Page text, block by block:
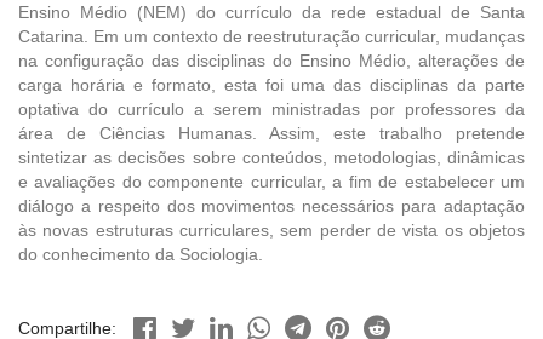
Ensino Médio (NEM) do currículo da rede estadual de Santa
Catarina. Em um contexto de reestruturação curricular, mudanças
na configuração das disciplinas do Ensino Médio, alterações de
carga horária e formato, esta foi uma das disciplinas da parte
optativa do currículo a serem ministradas por professores da
área de Ciências Humanas. Assim, este trabalho pretende
sintetizar as decisões sobre conteúdos, metodologias, dinâmicas
e avaliações do componente curricular, a fim de estabelecer um
diálogo a respeito dos movimentos necessários para adaptação
às novas estruturas curriculares, sem perder de vista os objetos
do conhecimento da Sociologia.
Compartilhe: